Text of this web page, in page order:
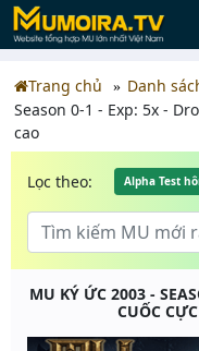
Trang chủ Danh
Season 0-1 - Exp: 5x -
cao
Lọc theo: Alpha Test
MU KÝ ỨC 2003 -
CUỐC